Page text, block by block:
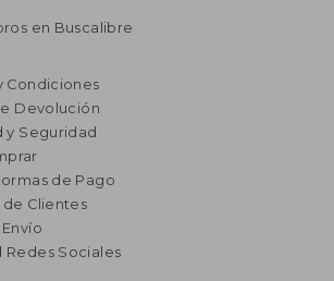
en Buscalibre
Condiciones
Devolución
y Seguridad
de Pago
Clientes
Redes Sociales